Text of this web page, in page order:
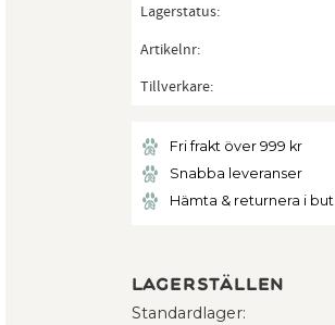
Lagerstatus
Artikelnr
Tillverkare
Fri frakt över 999 kr
Snabba leveranser
Hämta & returnera i
Lagerställen
Standardlager